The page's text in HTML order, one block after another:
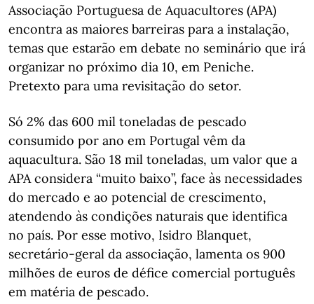
Associação Portuguesa de Aquacultores (APA)
encontra as maiores barreiras para a instalação,
temas que estarão em debate no seminário que irá
organizar no próximo dia 10, em Peniche.
Pretexto para uma revisitação do setor.
Só 2% das 600 mil toneladas de pescado
consumido por ano em Portugal vêm da
aquacultura. São 18 mil toneladas, um valor que a
APA considera “muito baixo”, face às necessidades
do mercado e ao potencial de crescimento,
atendendo às condições naturais que identifica
no país. Por esse motivo, Isidro Blanquet,
secretário-geral da associação, lamenta os 900
milhões de euros de défice comercial português
em matéria de pescado.